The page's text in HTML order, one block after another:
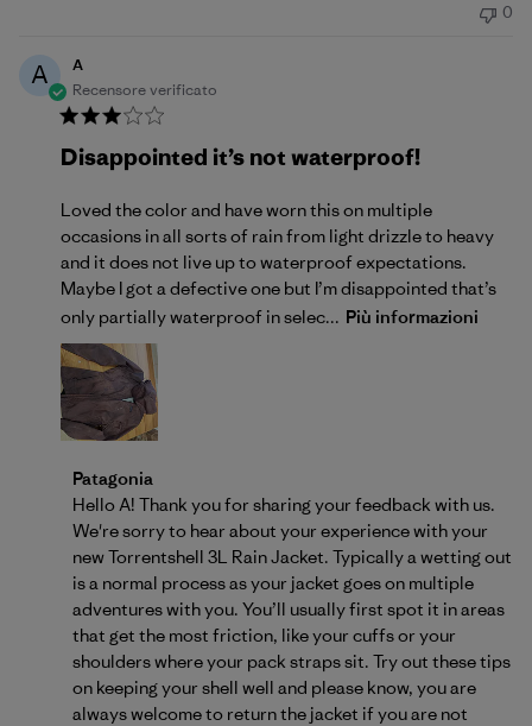
0
A
A
Recensore verificato
Disappointed it’s not waterproof!
Loved the color and have worn this on multiple
occasions in all sorts of rain from light drizzle to heavy
and it does not live up to waterproof expectations.
Maybe I got a defective one but I’m disappointed that’s
only partially waterproof in selec... Più informazioni
Commenti del proprietario del negozio sulla
Patagonia
Hello A! Thank you for sharing your feedback with us.
We're sorry to hear about your experience with your
new Torrentshell 3L Rain Jacket. Typically a wetting out
is a normal process as your jacket goes on multiple
adventures with you. You’ll usually first spot it in areas
that get the most friction, like your cuffs or your
shoulders where your pack straps sit. Try out these tips
on keeping your shell well and please know, you are
always welcome to return the jacket if you are not